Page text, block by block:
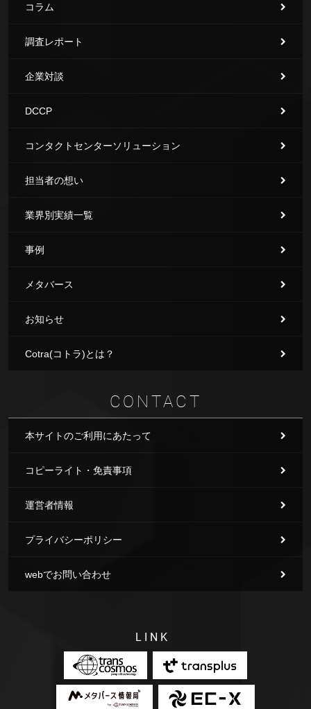
コラム
調査レポート
企業対談
DCCP
コンタクトセンターソリューション
担当者の想い
業界別実績一覧
事例
メタバース
お知らせ
Cotra(コトラ)とは？
CONTACT
本サイトのご利用にあたって
コピーライト・免責事項
運営者情報
プライバシーポリシー
webでお問い合わせ
LINK